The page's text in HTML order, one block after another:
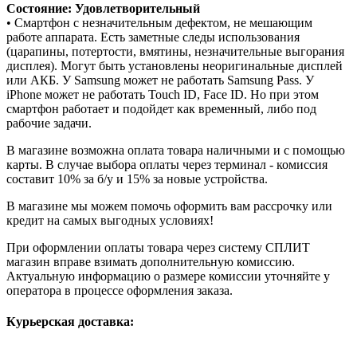
Состояние: Удовлетворительный
• Смартфон с незначительным дефектом, не мешающим
работе аппарата. Есть заметные следы использования
(царапины, потертости, вмятины, незначительные выгорания
дисплея). Могут быть установлены неоригинальные дисплей
или АКБ. У Samsung может не работать Samsung Pass. У
iPhone может не работать Touch ID, Face ID. Но при этом
смартфон работает и подойдет как временный, либо под
рабочие задачи.
В магазине возможна оплата товара наличными и с помощью
карты. В случае выбора оплаты через терминал - комиссия
составит 10% за б/у и 15% за новые устройства.
В магазине мы можем помочь оформить вам рассрочку или
кредит на самых выгодных условиях!
При оформлении оплаты товара через систему СПЛИТ
магазин вправе взимать дополнительную комиссию.
Актуальную информацию о размере комиссии уточняйте у
оператора в процессе оформления заказа.
Курьерская доставка: